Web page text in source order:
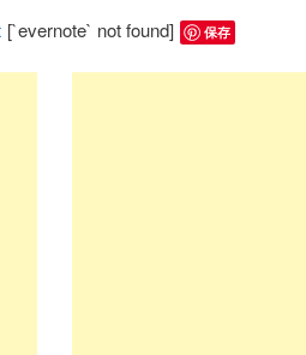
[`evernote` not found] 保存